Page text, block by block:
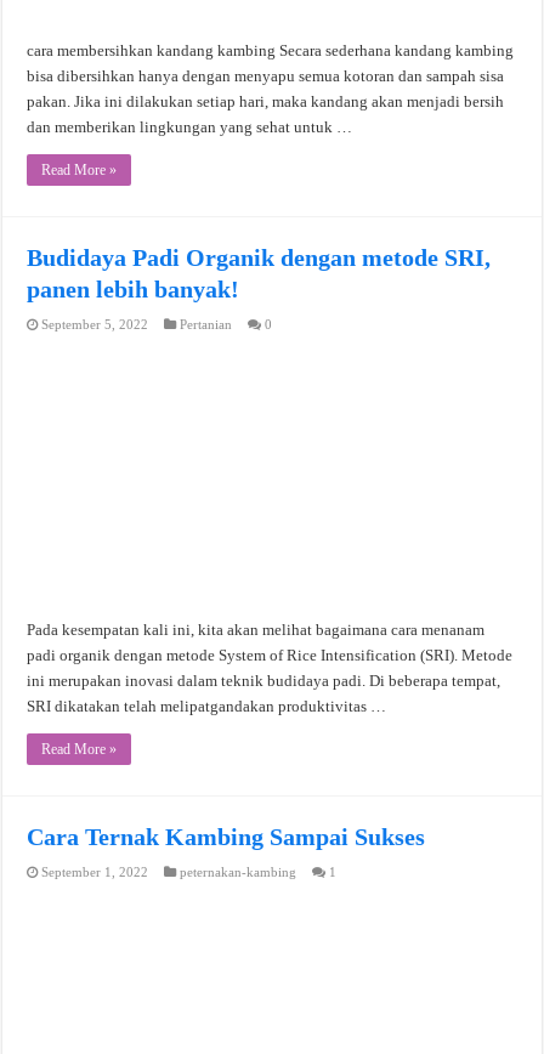
cara membersihkan kandang kambing Secara sederhana kandang kambing
bisa dibersihkan hanya dengan menyapu semua kotoran dan sampah sisa
pakan. Jika ini dilakukan setiap hari, maka kandang akan menjadi bersih
dan memberikan lingkungan yang sehat untuk …
Read More »
Budidaya Padi Organik dengan metode SRI,
panen lebih banyak!
September 5, 2022 Pertanian 0
Pada kesempatan kali ini, kita akan melihat bagaimana cara menanam
padi organik dengan metode System of Rice Intensification (SRI). Metode
ini merupakan inovasi dalam teknik budidaya padi. Di beberapa tempat,
SRI dikatakan telah melipatgandakan produktivitas …
Read More »
Cara Ternak Kambing Sampai Sukses
September 1, 2022 peternakan-kambing 1